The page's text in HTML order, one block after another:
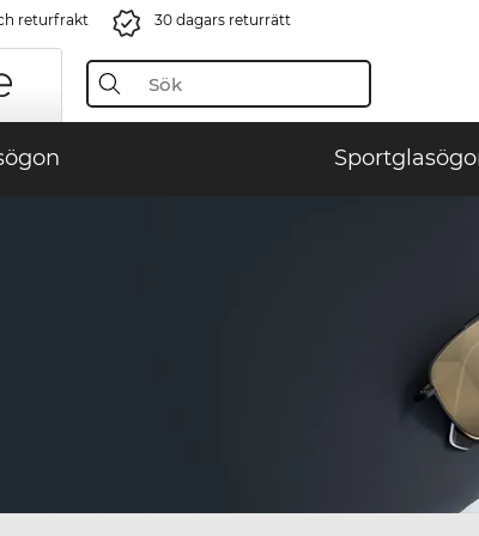
returfrakt 30 dagars returrätt